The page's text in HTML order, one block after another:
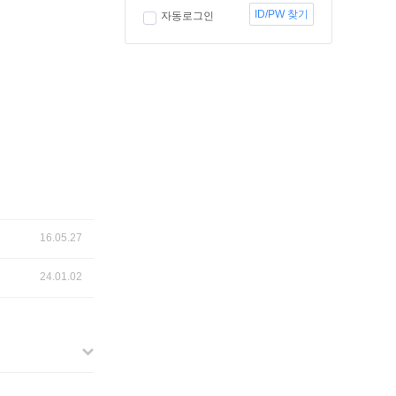
16.05.27
24.01.02
자동로그인 ID/PW 찾기